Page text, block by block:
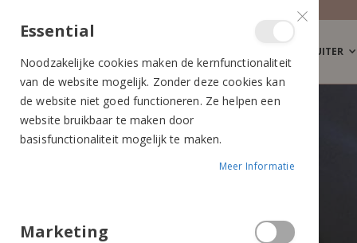
RUITER
Essential
Noodzakelijke cookies maken de kernfunctionaliteit
van de website mogelijk. Zonder deze cookies kan
de website niet goed functioneren. Ze helpen een
website bruikbaar te maken door
basisfunctionaliteit mogelijk te maken.
Meer Informatie
Marketing